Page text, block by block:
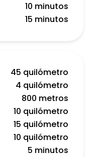
10 minutos
15 minutos
45 quilómetro
4 quilómetro
800 metros
10 quilómetro
15 quilómetro
10 quilómetro
5 minutos